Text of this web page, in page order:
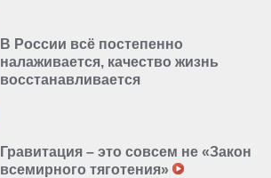
В России всё постепенно
налаживается, качество жизнь
восстанавливается
Гравитация – это совсем не «Закон
всемирного тяготения»